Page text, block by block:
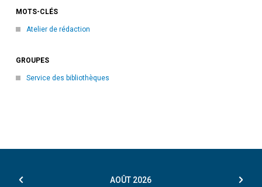
MOTS-CLÉS
Atelier de rédaction
GROUPES
Service des bibliothèques
AOÛT 2026